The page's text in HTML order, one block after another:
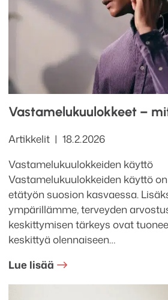
Vastamelukuulokkeet –
Kategoriat
Artikkelit Julkaistu
18.2.2026
Vastamelukuulokkeiden käyttö
Vastamelukuulokkeiden käyttö
etätyön suosion kasvaessa.
ympärillämme, terveyden
keskittymisen tärkeys ovat
keskittyä olennaiseen…
Lue lisää